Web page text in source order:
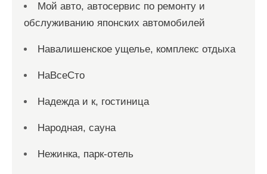
Мой авто, автосервис по ремонту и
обслуживанию японских автомобилей
Навалишенское ущелье, комплекс отдыха
НаВсеСто
Надежда и к, гостиница
Народная, сауна
Нежинка, парк-отель